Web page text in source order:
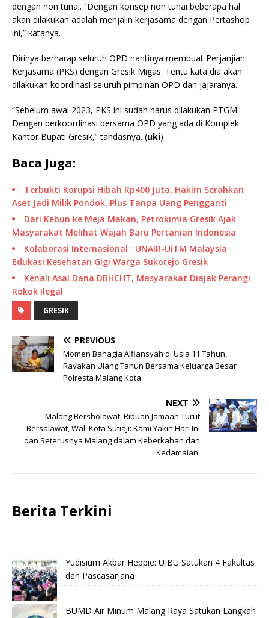
dengan non tunai. “Dengan konsep non tunai beberapa hal
akan dilakukan adalah menjalin kerjasama dengan Pertashop
ini,” katanya.
Dirinya berharap seluruh OPD nantinya membuat Perjanjian
Kerjasama (PKS) dengan Gresik Migas. Tentu kata dia akan
dilakukan koordinasi seluruh pimpinan OPD dan jajaranya.
“Sebelum awal 2023, PKS ini sudah harus dilakukan PTGM.
Dengan berkoordinasi bersama OPD yang ada di Komplek
Kantor Bupati Gresik,” tandasnya. (uki)
Baca Juga:
Terbukti Korupsi Hibah Rp400 Juta, Hakim Serahkan
Aset Jadi Milik Pondok, Plus Tanpa Uang Pengganti
Dari Kebun ke Meja Makan, Petrokimia Gresik Ajak
Masyarakat Melihat Wajah Baru Pertanian Indonesia
Kolaborasi Internasional : UNAIR-UiTM Malaysia
Edukasi Kesehatan Gigi Warga Sukorejo Gresik
Kenali Asal Dana DBHCHT, Masyarakat Diajak Perangi
Rokok Ilegal
GRESIK
PREVIOUS
Momen Bahagia Alfiansyah di Usia 11 Tahun,
Rayakan Ulang Tahun Bersama Keluarga Besar
Polresta Malang Kota
NEXT
Malang Bersholawat, Ribuan Jamaah Turut
Bersalawat, Wali Kota Sutiaji: Kami Yakin Hari Ini
dan Seterusnya Malang dalam Keberkahan dan
Kedamaian.
Berita Terkini
Yudisium Akbar Heppie: UIBU Satukan 4 Fakultas
dan Pascasarjana
BUMD Air Minum Malang Raya Satukan Langkah